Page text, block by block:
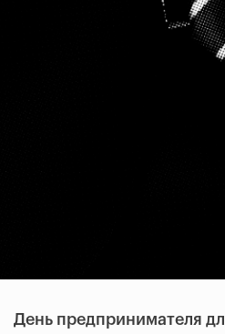
День предпринимателя